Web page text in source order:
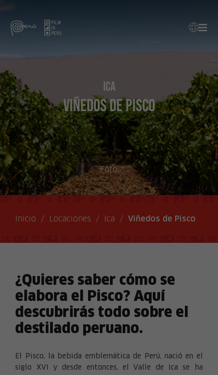
Ica
Viñedos de Pisco
Foto:
Inicio / Locaciones / Ica / Viñedos de Pisco
¿Quieres saber cómo se
elabora el Pisco? Aquí
descubrirás todo sobre el
destilado peruano.
El Pisco, la bebida emblemática de Perú, nació en el
siglo XVI y desde entonces, el Valle de Ica se ha